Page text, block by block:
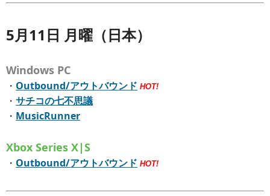
5月11日 月曜（日本）
Windows PC
・ Outbound/アウトバウンド HOT!
・ サチコの七不思議
・ MusicRunner
Xbox Series X|S
・ Outbound/アウトバウンド HOT!